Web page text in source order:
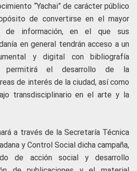
“Yachai” de carácter público
de convertirse en el mayor
de información, en el que sus
en general tendrán acceso a un
y digital con bibliografía
permitirá el desarrollo de la
de interés de la ciudad, así como
transdisciplinario en el arte y la
a través de la Secretaría Técnica
y Control Social dicha campaña,
de acción social y desarrollo